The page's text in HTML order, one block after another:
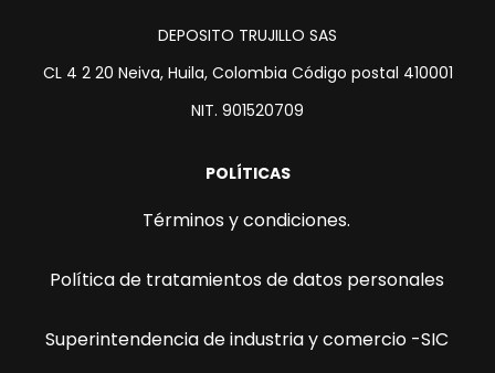
DEPOSITO TRUJILLO SAS
CL 4 2 20 Neiva, Huila, Colombia Código postal 410001
NIT. 901520709
POLÍTICAS
Términos y condiciones.
Política de tratamientos de datos personales
Superintendencia de industria y comercio -SIC